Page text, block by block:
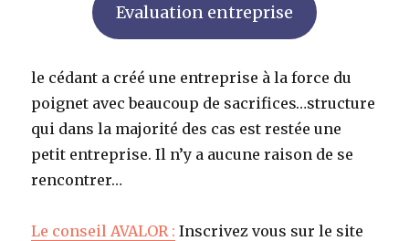
Evaluation entreprise
le cédant a créé une entreprise à la force du
poignet avec beaucoup de sacrifices…structure
qui dans la majorité des cas est restée une
petit entreprise. Il n’y a aucune raison de se
rencontrer…
Le conseil AVALOR : Inscrivez vous sur le site